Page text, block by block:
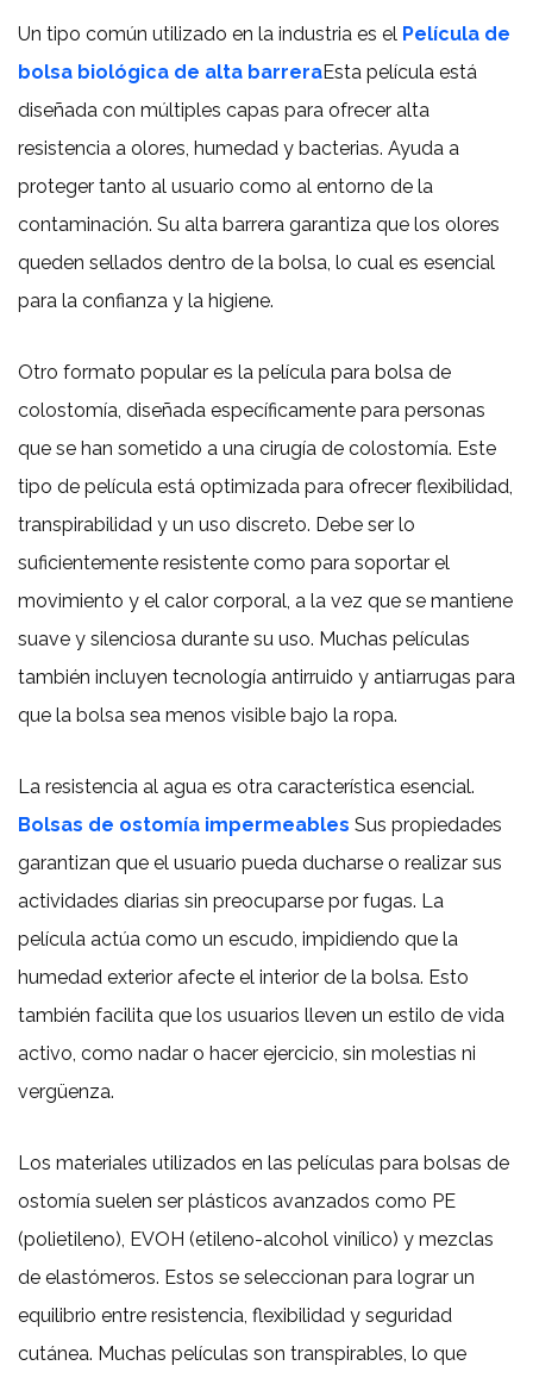
Un tipo común utilizado en la industria es el Película de
bolsa biológica de alta barreraEsta película está
diseñada con múltiples capas para ofrecer alta
resistencia a olores, humedad y bacterias. Ayuda a
proteger tanto al usuario como al entorno de la
contaminación. Su alta barrera garantiza que los olores
queden sellados dentro de la bolsa, lo cual es esencial
para la confianza y la higiene.
Otro formato popular es la película para bolsa de
colostomía, diseñada específicamente para personas
que se han sometido a una cirugía de colostomía. Este
tipo de película está optimizada para ofrecer flexibilidad,
transpirabilidad y un uso discreto. Debe ser lo
suficientemente resistente como para soportar el
movimiento y el calor corporal, a la vez que se mantiene
suave y silenciosa durante su uso. Muchas películas
también incluyen tecnología antirruido y antiarrugas para
que la bolsa sea menos visible bajo la ropa.
La resistencia al agua es otra característica esencial.
Bolsas de ostomía impermeables Sus propiedades
garantizan que el usuario pueda ducharse o realizar sus
actividades diarias sin preocuparse por fugas. La
película actúa como un escudo, impidiendo que la
humedad exterior afecte el interior de la bolsa. Esto
también facilita que los usuarios lleven un estilo de vida
activo, como nadar o hacer ejercicio, sin molestias ni
vergüenza.
Los materiales utilizados en las películas para bolsas de
ostomía suelen ser plásticos avanzados como PE
(polietileno), EVOH (etileno-alcohol vinílico) y mezclas
de elastómeros. Estos se seleccionan para lograr un
equilibrio entre resistencia, flexibilidad y seguridad
cutánea. Muchas películas son transpirables, lo que